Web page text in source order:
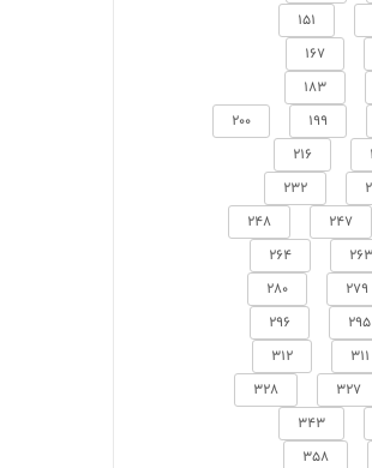
151
167
183
199
200
216
232
247
248
263
264
279
280
295
296
311
312
327
328
343
358